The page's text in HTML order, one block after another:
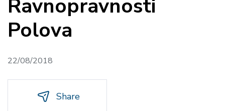
Ravnopravnosti
Polova
22/08/2018
Share